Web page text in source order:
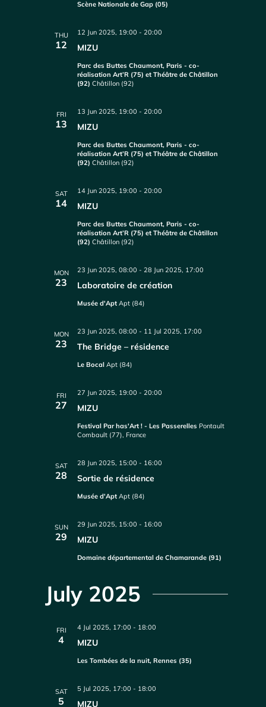
Scène Nationale de Gap (05)
THU
12 MIZU
12 Jun 2025, 19:00 -20:00
Parc des Buttes Chaumont, Paris - co-
réalisation Art’R (75) et Théâtre de Châtillon
(92)Châtillon (92)
FRI
13 MIZU
13 Jun 2025, 19:00 -20:00
Parc des Buttes Chaumont, Paris - co-
réalisation Art’R (75) et Théâtre de Châtillon
(92)Châtillon (92)
SAT
14 MIZU
14 Jun 2025, 19:00 -20:00
Parc des Buttes Chaumont, Paris - co-
réalisation Art’R (75) et Théâtre de Châtillon
(92)Châtillon (92)
MON
23 Laboratoire de création
23 Jun 2025, 08:00 -28 Jun 2025, 17:00
Musée d'AptApt (84)
MON
23 The Bridge – résidence
23 Jun 2025, 08:00 - 11 Jul 2025, 17:00
Le BocalApt (84)
FRI
27 MIZU
27 Jun 2025, 19:00 -20:00
Festival Par has'Art ! - Les Passerelles Pontault
Combault (77), France
SAT
28 Sortie de résidence
28 Jun 2025, 15:00 - 16:00
Musée d'AptApt (84)
SUN
29 MIZU
29 Jun 2025, 15:00 - 16:00
Domaine départemental de Chamarande (91)
July 2025
FRI
4 MIZU
4 Jul 2025, 17:00 - 18:00
Les Tombées de la nuit, Rennes (35)
SAT
5 MIZU
5 Jul 2025, 17:00 - 18:00